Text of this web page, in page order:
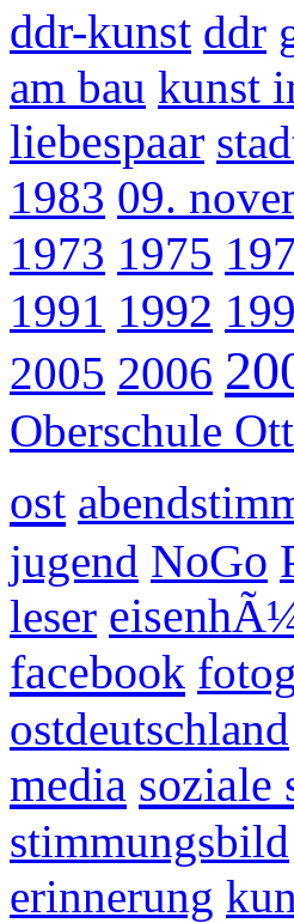
ddr-kunst ddr
am bau kunst
liebespaar
1983 09.
1973 1975
1991 1992
2005 2006
Oberschule
ost
jugend NoGo
leser
facebook
ostdeutschland
media soziale
stimmungsbild
erinnerung